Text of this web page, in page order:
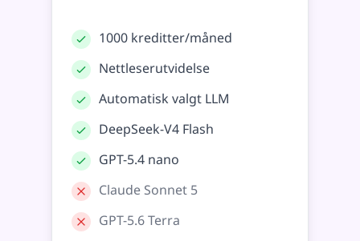
1000 kreditter/måned
Nettleserutvidelse
Automatisk valgt LLM
DeepSeek-V4 Flash
GPT-5.4 nano
Claude Sonnet 5
GPT-5.6 Terra